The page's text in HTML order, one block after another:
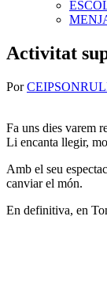
Activitat
Por
Fa uns dies varem
Li encanta llegir,
Amb el seu
canviar el món.
En definitiva, en